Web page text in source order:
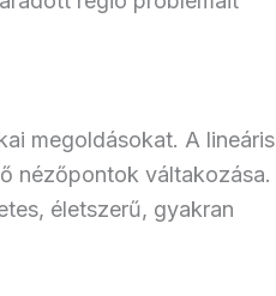
megoldásokat. A lineáris
nézőpontok váltakozása.
életszerű, gyakran